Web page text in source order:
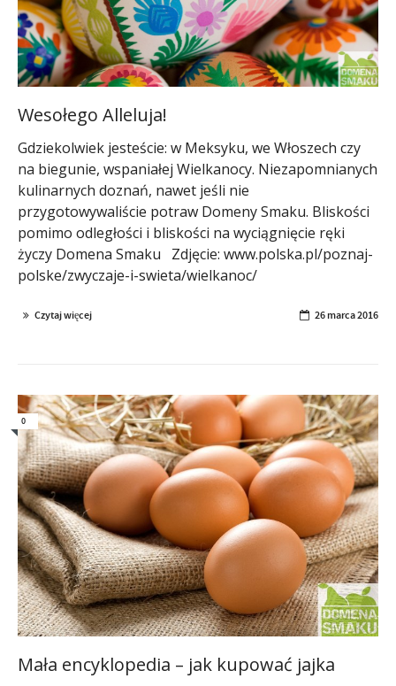
Wesołego Alleluja!
Gdziekolwiek jesteście: w Meksyku, we Włoszech czy
na biegunie, wspaniałej Wielkanocy. Niezapomnianych
kulinarnych doznań, nawet jeśli nie
przygotowywaliście potraw Domeny Smaku. Bliskości
pomimo odległości i bliskości na wyciągnięcie ręki
życzy Domena Smaku Zdjęcie: www.polska.pl/poznaj-
polske/zwyczaje-i-swieta/wielkanoc/
Czytaj więcej 26 marca 2016
0
Mała encyklopedia – jak kupować jajka